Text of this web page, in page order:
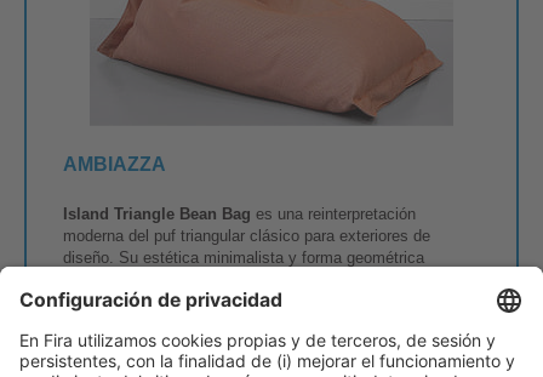
AMBIAZZA
Island Triangle Bean Bag es una reinterpretación
moderna del puf triangular clásico para exteriores de
diseño. Su estética minimalista y forma geométrica
Fabricado con tejidos técnicos para exterior, es ligero,
relleno de espuma EPS ofrece comodidad y adaptabilidad.
Su diseño facilita el traslado y múltiples usos: asiento